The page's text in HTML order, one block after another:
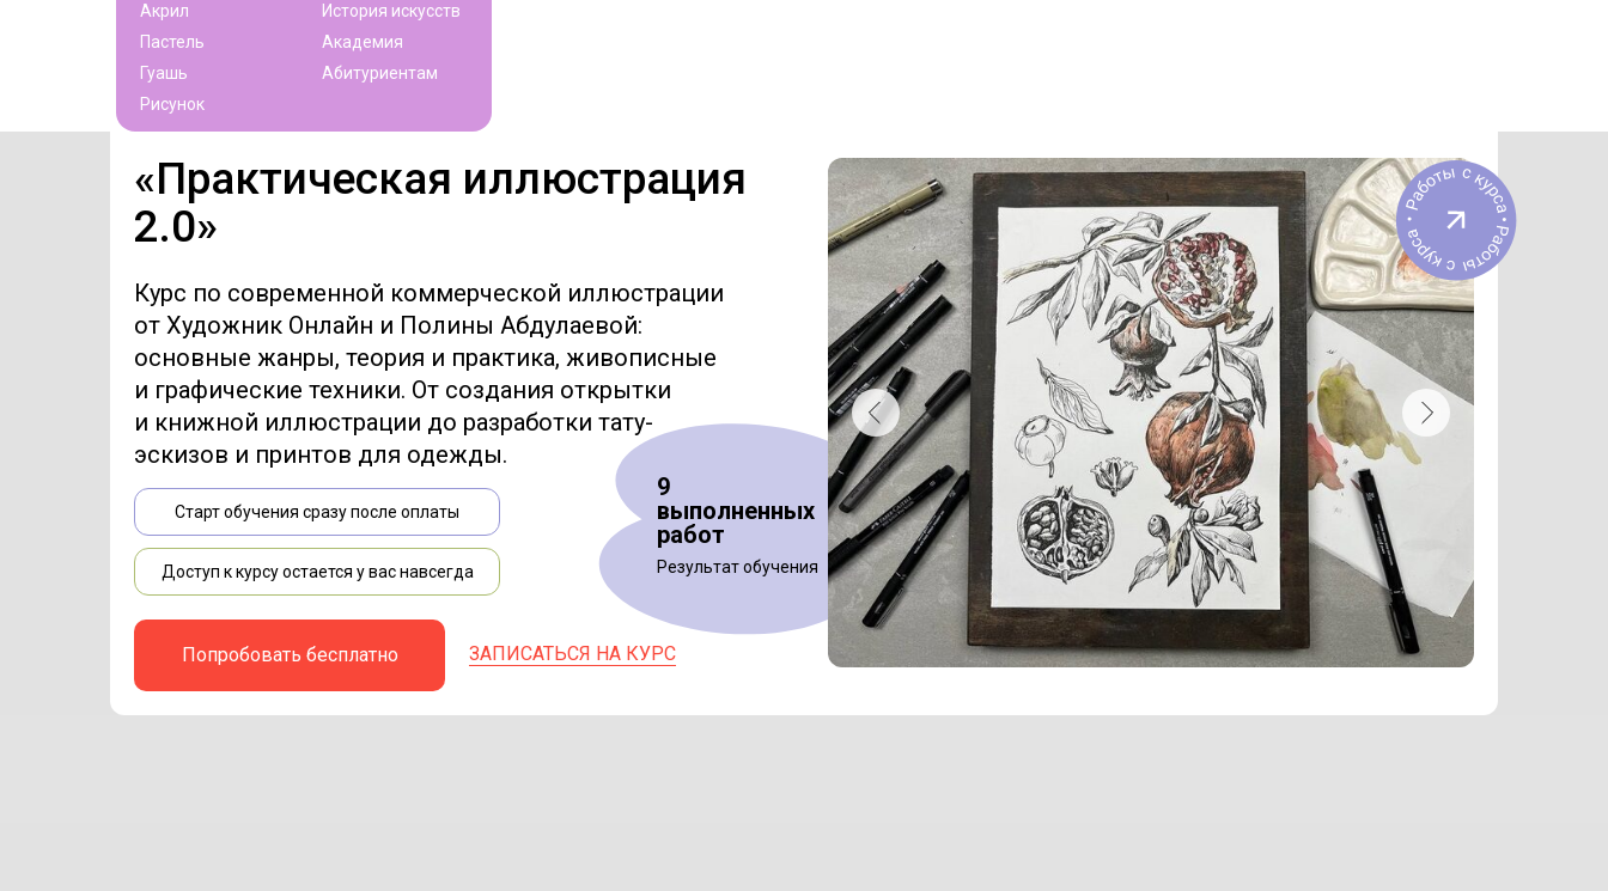
Акрил
Пастель
Гуашь
Рисунок
История искусств
Академия
Абитуриентам
«Практическая иллюстрация
2.0»
Попробовать бесплатно ЗАПИСАТЬСЯ НА КУРС
Доступ к курсу остается у вас навсегда Результат обучения
Старт обучения сразу после оплаты
9
выполненных
работ
Курс по современной коммерческой иллюстрации
от Художник Онлайн и Полины Абдулаевой:
основные жанры, теория и практика, живописные
и графические техники. От создания открытки
и книжной иллюстрации до разработки тату-
эскизов и принтов для одежды.